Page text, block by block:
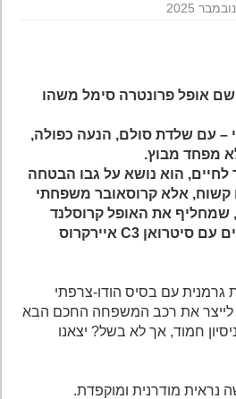
אופל פרונטרה סימל משהו
עם שלדת סולם, הנעה כפולה,
מבוץ.
הוא נושא על גבו הבטחה
אלא קרוסאובר משפחתי
את האופל קרוסלנד
הוותיקה ומשתף מכלולים עם סיטרואן C3 איירקרוס
עם בסיס הודו-צרפתי
לייצר את רכב המשפחה החכם הבא
חמוד, אך לא בשל? יצאנו
מודרנית ומוקפדת.